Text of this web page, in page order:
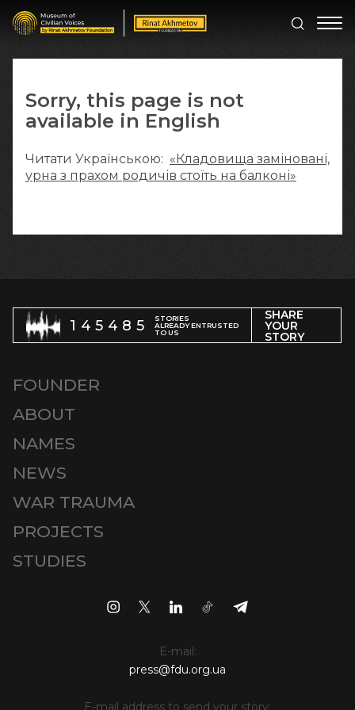
Sorry, this page is not
available in English
Читати Українською: «Кладовища заміновані,
урна з прахом родичів стоїть на балконі»
145485
STORIES
ALREADY ENTRUSTED
TO US
SHARE
YOUR
STORY
FOUNDER
ABOUT
NAMES
NEWS
WAR TRAUMA
PROJECTS
STUDIES
E-mail:
press@fdu.org.ua